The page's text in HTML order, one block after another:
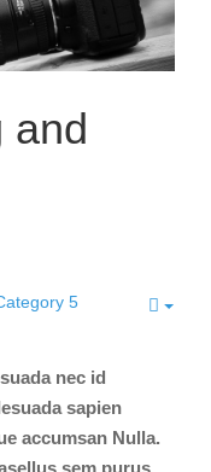
and
5
nec id
sapien
accumsan Nulla.
sem purus